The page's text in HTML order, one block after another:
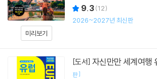
미리보기
9.3(12)
2026~2027년 최신판
[도서] 자신만만 세계여행
판]